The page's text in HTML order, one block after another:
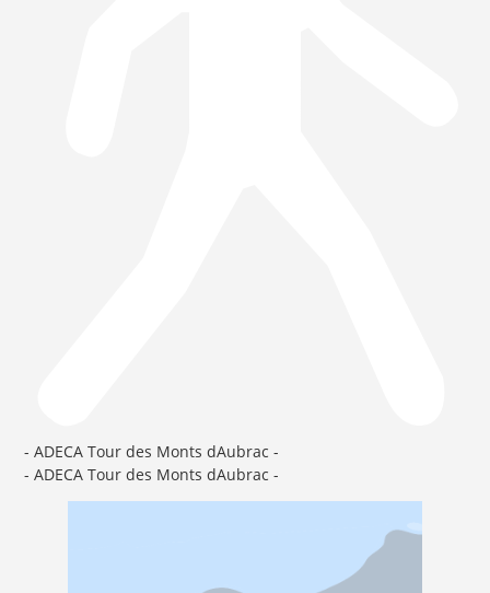
- ADECA Tour des Monts dAubrac -
- ADECA Tour des Monts dAubrac -